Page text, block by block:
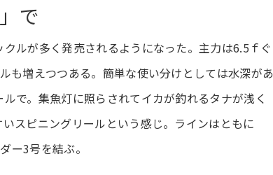
で
ルが多く発売されるようになった。主力は6.5ｆぐ
も増えつつある。簡単な使い分けとしては水深があ
で。集魚灯に照らされてイカが釣れるタナが浅く
スピニングリールという感じ。ラインはともに
ー3号を結ぶ。